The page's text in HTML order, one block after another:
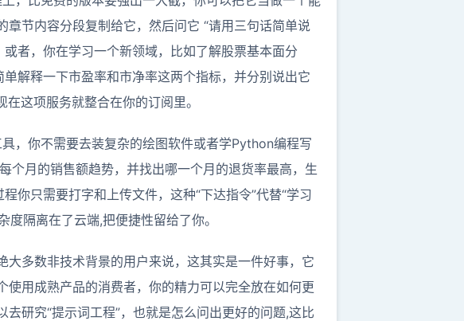
节内容分段复制给它，然后问它 “请用三句话简单说
者，你在学习一个新领域，比如了解股票基本面分
解释一下市盈率和市净率这两个指标，并分别说出它
这项服务就整合在你的订阅里。
，你不需要去装复杂的绘图软件或者学Python编程写
个月的销售额趋势，并找出哪一个月的退货率最高，生
你只需要打字和上传文件，这种“下达指令”代替“学习
隔离在了云端,把便捷性留给了你。
多数非技术背景的用户来说，这其实是一件好事，它
用成熟产品的消费者，你的精力可以完全放在如何更
研究“提示词工程”，也就是怎么问出更好的问题,这比